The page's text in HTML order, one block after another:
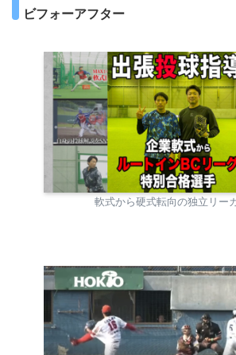
ビフォーアフター
軟式から硬式転向の独立リー